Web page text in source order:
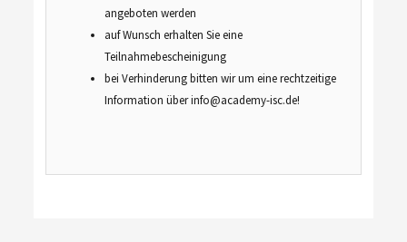
angeboten werden
auf Wunsch erhalten Sie eine
Teilnahmebescheinigung
bei Verhinderung bitten wir um eine rechtzeitige
Information über info@academy-isc.de!